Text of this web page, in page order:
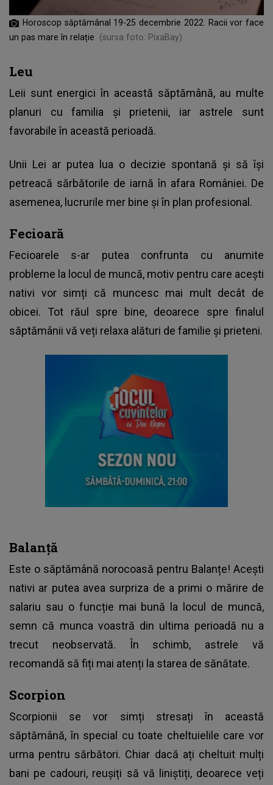
Horoscop săptămânal 19-25 decembrie 2022. Racii vor face
un pas mare în relație
(sursa foto: PixaBay)
Leu
Leii sunt energici în această săptămână, au multe
planuri cu familia și prietenii, iar astrele sunt
favorabile în această perioadă.
Unii Lei ar putea lua o decizie spontană și să își
petreacă sărbătorile de iarnă în afara României. De
asemenea, lucrurile mer bine și în plan profesional.
Fecioară
Fecioarele s-ar putea confrunta cu anumite
probleme la locul de muncă, motiv pentru care acești
nativi vor simți că muncesc mai mult decât de
obicei. Tot răul spre bine, deoarece spre finalul
săptămânii vă veți relaxa alături de familie și prieteni.
Balanță
Este o săptămână norocoasă pentru Balanțe! Acești
nativi ar putea avea surpriza de a primi o mărire de
salariu sau o funcție mai bună la locul de muncă,
semn că munca voastră din ultima perioadă nu a
trecut neobservată. În schimb, astrele vă
recomandă să fiți mai atenți la starea de sănătate.
Scorpion
Scorpionii se vor simți stresați în această
săptămână, în special cu toate cheltuielile care vor
urma pentru sărbători. Chiar dacă ați cheltuit mulți
bani pe cadouri, reușiți să vă liniștiți, deoarece veți